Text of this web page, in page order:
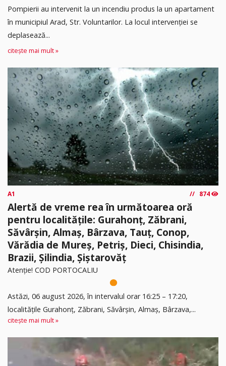
Pompierii au intervenit la un incendiu produs la un apartament
în municipiul Arad, Str. Voluntarilor. La locul intervenției se
deplasează...
citește mai mult »
A1 874
Alertă de vreme rea în următoarea oră
pentru localitățile: Gurahonț, Zăbrani,
Săvârșin, Almaș, Bârzava, Tauț, Conop,
Vărădia de Mureș, Petriș, Dieci, Chisindia,
Brazii, Șilindia, Șiștarovăț
Atenție! COD PORTOCALIU
Astăzi, 06 august 2026, în intervalul orar 16:25 – 17:20,
localitățile Gurahonț, Zăbrani, Săvârșin, Almaș, Bârzava,...
citește mai mult »